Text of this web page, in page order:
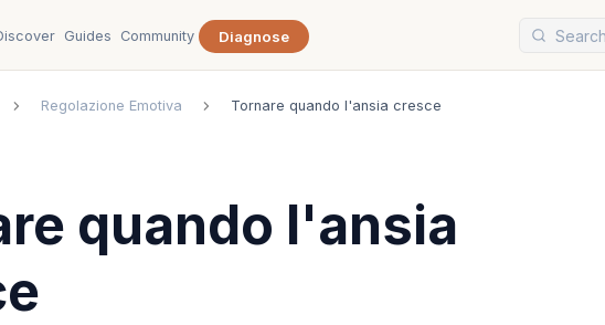
Guides Community Diagnose
Regolazione Emotiva Tornare quando l'ansia cresce
quando l'ansia